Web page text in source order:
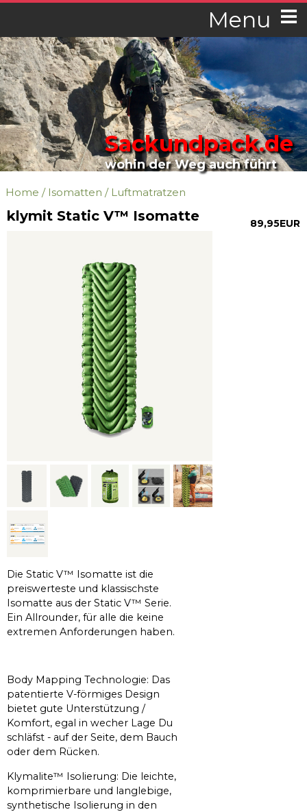
Menu
Sackundpack.de
wohin der Weg auch führt
Home / Isomatten / Luftmatratzen
89,95EUR
klymit Static V™ Isomatte
Die Static V™ Isomatte ist die
preiswerteste und klassischste
Isomatte aus der Static V™ Serie.
Ein Allrounder, für alle die keine
extremen Anforderungen haben.
Body Mapping Technologie: Das
patentierte V-förmiges Design
bietet gute Unterstützung /
Komfort, egal in wecher Lage Du
schläfst - auf der Seite, dem Bauch
oder dem Rücken.
Klymalite™ Isolierung: Die leichte,
komprimierbare und langlebige,
synthetische Isolierung in den